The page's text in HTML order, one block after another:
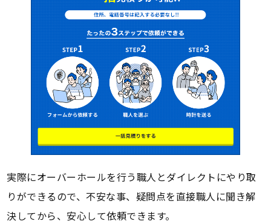
実際にオーバーホールを行う職人とダイレクトにやり取
りができるので、不安な事、疑問点を直接職人に聞き解
決してから、安心して依頼できます。